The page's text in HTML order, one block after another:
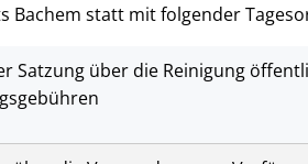
Bachem statt mit folgender
Satzung über die Reinigung